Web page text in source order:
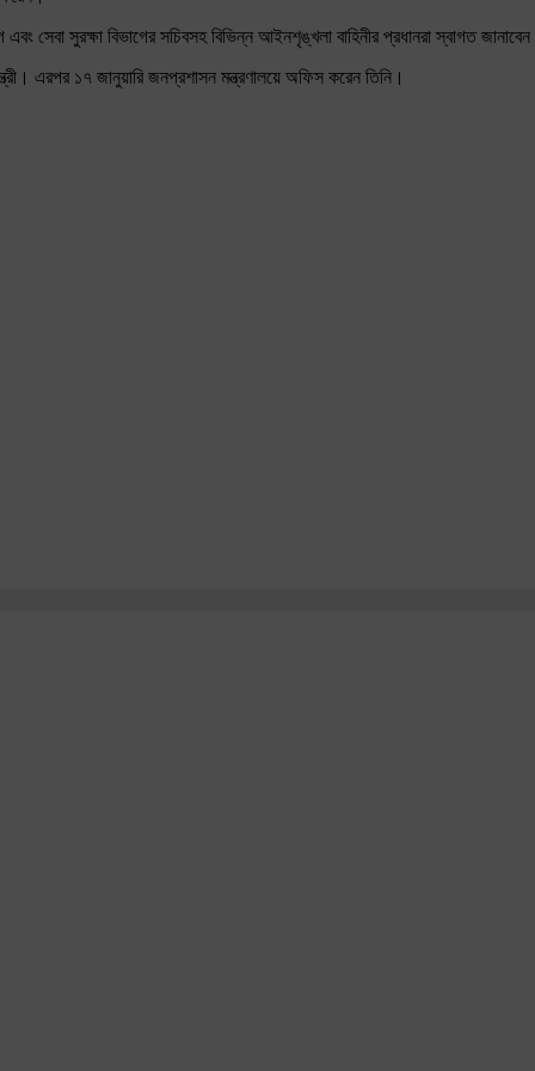
এবং সেবা সুরক্ষা বিভাগের সচিবসহ বিভিন্ন আইনশৃঙ্খলা বাহিনীর প্রধানরা স্বাগত
এরপর ১৭ জানুয়ারি জনপ্রশাসন মন্ত্রণালয়ে অফিস করেন তিনি।